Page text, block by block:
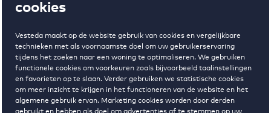
cookies
Vesteda maakt op de website gebruik van cookies en vergelijkbare
technieken met als voornaamste doel om uw gebruikerservaring
tijdens het zoeken naar een woning te optimaliseren. We gebruiken
functionele cookies om voorkeuren zoals bijvoorbeeld taalinstellingen
en favorieten op te slaan. Verder gebruiken we statistische cookies
om meer inzicht te krijgen in het functioneren van de website en het
algemene gebruik ervan. Marketing cookies worden door derden
Lanen